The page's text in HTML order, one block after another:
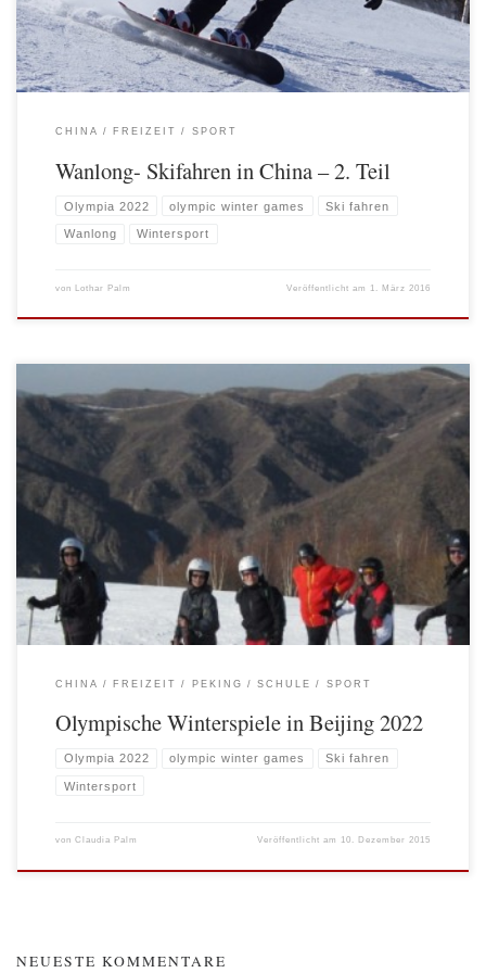
CHINA FREIZEIT SPORT
Wanlong- Skifahren in China – 2. Teil
Olympia 2022 olympic winter games Ski fahren
Wanlong Wintersport
von Lothar Palm Veröffentlicht am 1. März 2016
Olympia 2022 – Beijing möchte dabei sein und bewirbt sich für die Olympischen
Winterspiele 2022. Skigebiet soll das vier Stunden entfernte Wanlong werden.
Und hierhin bietet die Deutsche Botschaftsschule jedes Jahr einen Ski-
Wochenendausflug an. Das hieß für uns natürlich Sachen packen und auf ging’s.
Eine vierstündige Fahrt durch braunes, kahles, […]
CHINA FREIZEIT PEKING SCHULE SPORT
Olympische Winterspiele in Beijing 2022
Olympia 2022 olympic winter games Ski fahren
Wintersport
von Claudia Palm Veröffentlicht am 10. Dezember 2015
NEUESTE KOMMENTARE